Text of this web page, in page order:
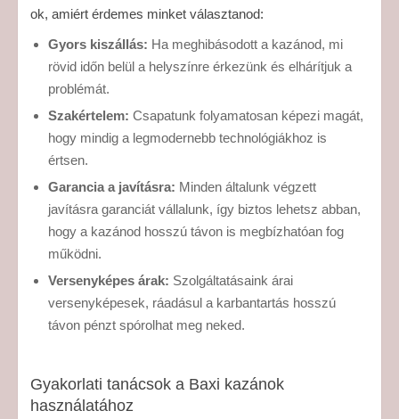
ok, amiért érdemes minket választanod:
Gyors kiszállás: Ha meghibásodott a kazánod, mi
rövid időn belül a helyszínre érkezünk és elhárítjuk a
problémát.
Szakértelem: Csapatunk folyamatosan képezi magát,
hogy mindig a legmodernebb technológiákhoz is
értsen.
Garancia a javításra: Minden általunk végzett
javításra garanciát vállalunk, így biztos lehetsz abban,
hogy a kazánod hosszú távon is megbízhatóan fog
működni.
Versenyképes árak: Szolgáltatásaink árai
versenyképesek, ráadásul a karbantartás hosszú
távon pénzt spórolhat meg neked.
Gyakorlati tanácsok a Baxi kazánok
használatához